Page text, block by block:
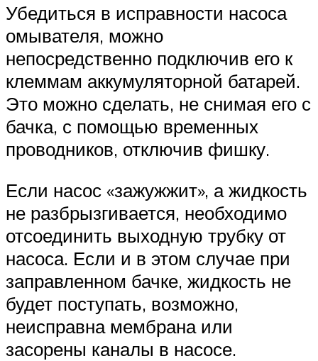
Убедиться в исправности насоса
омывателя, можно
непосредственно подключив его к
клеммам аккумуляторной батарей.
Это можно сделать, не снимая его с
бачка, с помощью временных
проводников, отключив фишку.
Если насос «зажужжит», а жидкость
не разбрызгивается, необходимо
отсоединить выходную трубку от
насоса. Если и в этом случае при
заправленном бачке, жидкость не
будет поступать, возможно,
неисправна мембрана или
засорены каналы в насосе.